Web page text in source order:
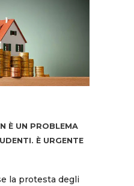
È UN PROBLEMA
È URGENTE
la protesta degli